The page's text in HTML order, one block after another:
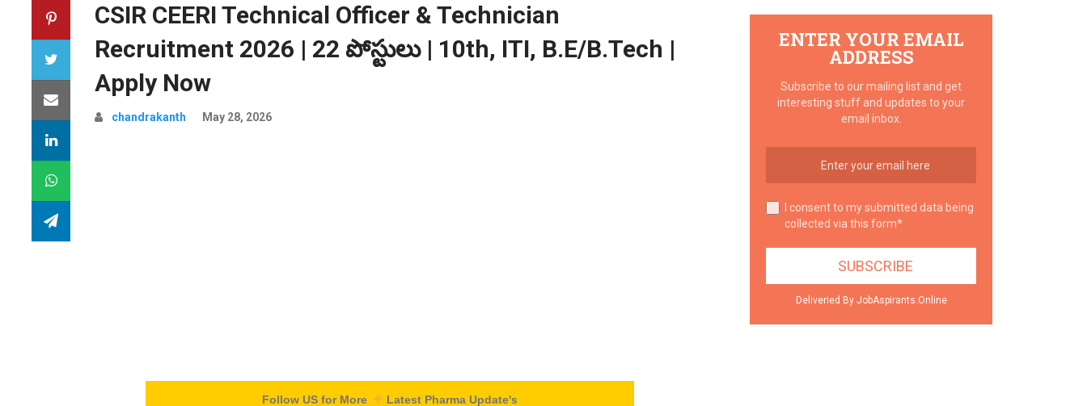
CSIR CEERI Technical Officer & Technician
Recruitment 2026 | 22 పోస్టులు | 10th, ITI, B.E/B.Tech |
Apply Now
chandrakanth May 28, 2026
Follow US for More Latest Pharma Update's
ENTER YOUR EMAIL
ADDRESS
Subscribe to our mailing list and get
interesting stuff and updates to your
email inbox.
I consent to my submitted data being
collected via this form*
Deliveried By JobAspirants.Online